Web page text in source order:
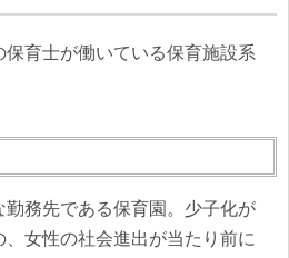
保育士が働いている保育施設系
務先である保育園。少子化が
、女性の社会進出が当たり前に